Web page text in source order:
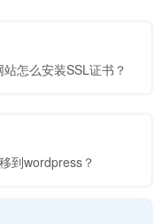
怎么安装SSL证书？
到wordpress？